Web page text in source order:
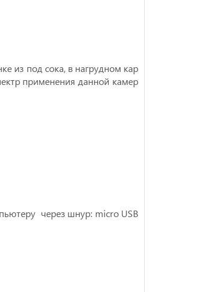
из под сока, в нагрудном кар
применения данной камер
через шнур: micro USB